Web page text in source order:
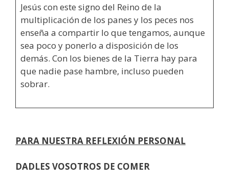
Jesús con este signo del Reino de la
multiplicación de los panes y los peces nos
enseña a compartir lo que tengamos, aunque
sea poco y ponerlo a disposición de los
demás. Con los bienes de la Tierra hay para
que nadie pase hambre, incluso pueden
sobrar.
PARA NUESTRA REFLEXIÓN PERSONAL
DADLES VOSOTROS DE COMER